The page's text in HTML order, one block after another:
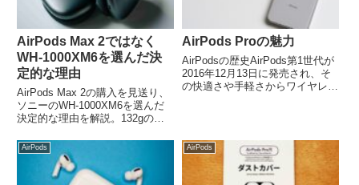
AirPods Max 2ではなく
WH-1000XM6を選んだ決
定的な理由
AirPods Max 2の購入を見送り、
ソニーのWH-1000XM6を選んだ
決定的な理由を解説。132gの重
の違いなど、Apple信者でも納得
せざるを得なかった「実用性の
差」を本音でレビューします。
AirPods Proの魅力
AirPodsの歴史AirPods第1世代が
2016年12月13日に発売され、そ
の快適さや手軽さからワイヤレス
日、ノイズキャセリング機能付
き...
AirPods AirPods